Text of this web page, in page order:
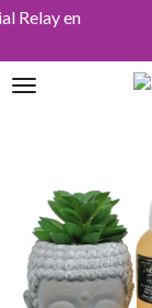
Passer
contenu
Relay en